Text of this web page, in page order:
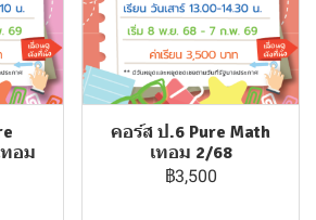
ทอม
คอร์ส ป.6 Pure Math
เทอม 2/68
฿3,500